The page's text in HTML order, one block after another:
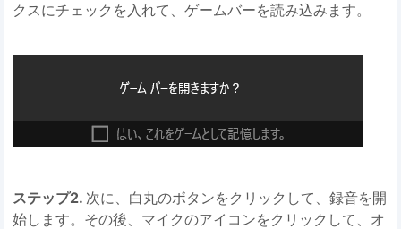
クスにチェックを入れて、ゲームバーを読み込みます。
ステップ2. 次に、白丸のボタンをクリックして、録音を開
始します。その後、マイクのアイコンをクリックして、オ